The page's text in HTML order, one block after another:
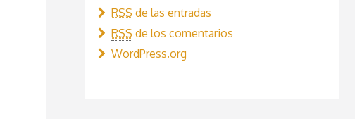
RSS de las entradas
RSS de los comentarios
WordPress.org